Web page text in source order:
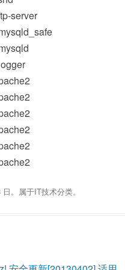
server
日。属于IT技术分类。